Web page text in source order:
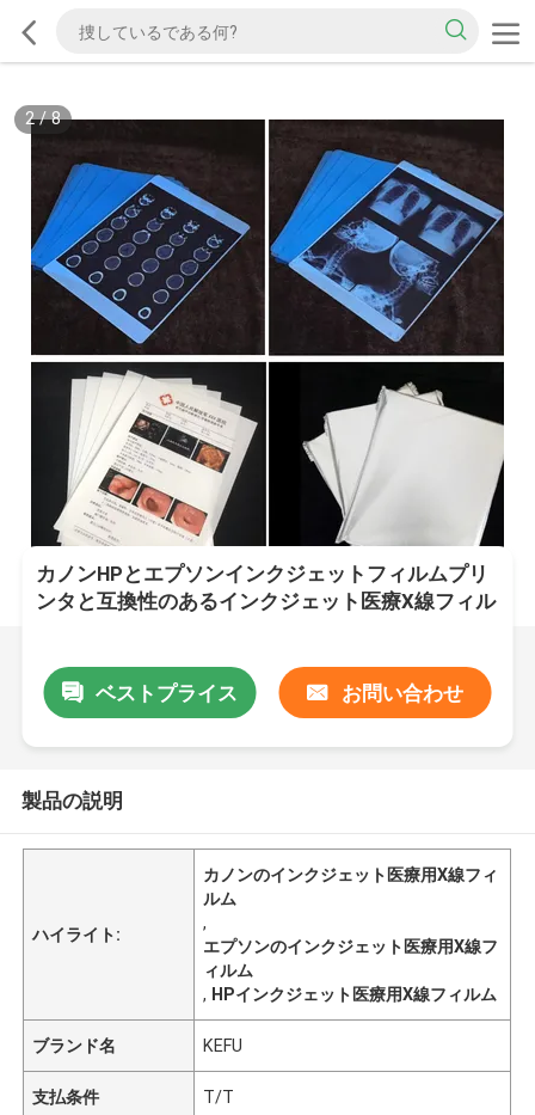
2/8
カノンHPとエプソンインクジェットフィルムプリ
ンタと互換性のあるインクジェット医療X線フィル
ベストプライス お問い合わせ
製品の説明
ハイライト:
カノンのインクジェット医療用X線フィ
ルム
,
エプソンのインクジェット医療用X線フ
ィルム
, HPインクジェット医療用X線フィルム
ブランド名 KEFU
支払条件 T/T